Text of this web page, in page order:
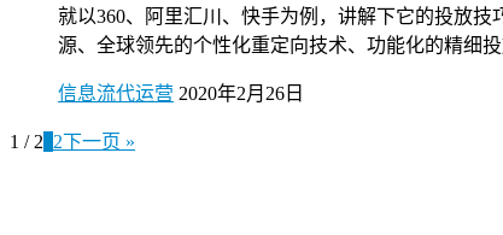
就以360、阿里汇川、快手为例，讲解下它的投放
源、全球领先的个性化重定向技术、功能化的精细
信息流代运营 2020年2月26日
1 / 2 2下一页 »